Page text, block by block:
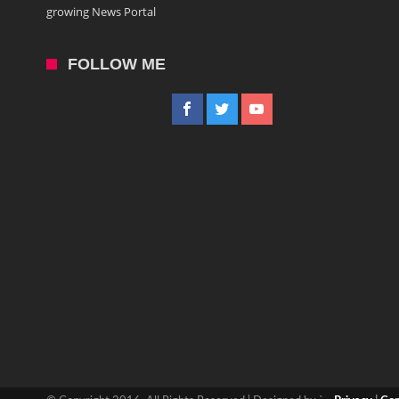
growing News Portal
FOLLOW ME